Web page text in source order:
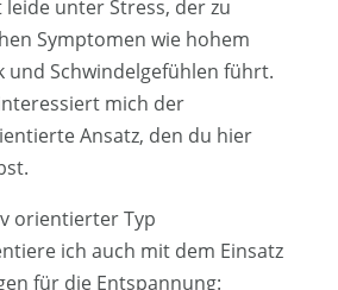
leide unter Stress, der zu
Symptomen wie hohem
und Schwindelgefühlen führt.
mich der
Ansatz, den du hier
orientierter Typ
ich auch mit dem Einsatz
für die Entspannung: